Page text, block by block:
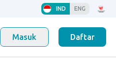
IND ENG
Masuk Daftar